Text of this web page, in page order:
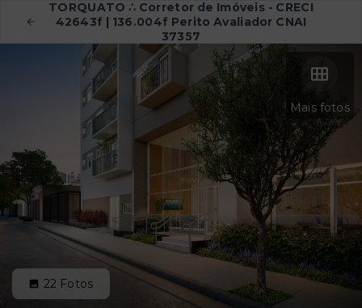
TORQUATO ∴ Corretor de Imóveis - CRECI
42643f | 136.004f Perito Avaliador CNAI
37357
Mais fotos
22 Fotos